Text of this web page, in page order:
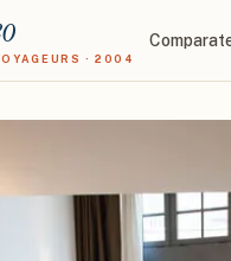
· 2004